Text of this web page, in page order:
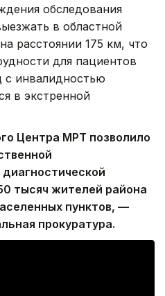
обследования
в областной
расстоянии 175 км, что
для пациентов
с инвалидностью
в экстренной
Центра МРТ позволило
тысяч жителей района
пунктов, —
прокуратура.